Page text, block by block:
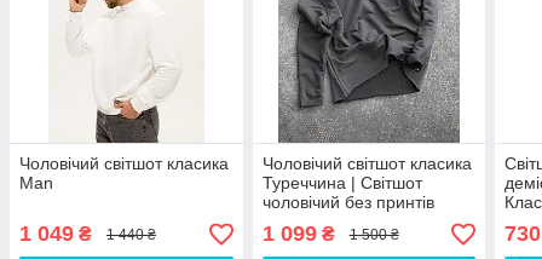
Чоловічий світшот класика
Man
1 049 ₴ 1 440 ₴
Чоловічий світшот класика
Туреччина | Світшот
чоловічий без принтів
TUY1
1 099₴ 1 500 ₴ 730